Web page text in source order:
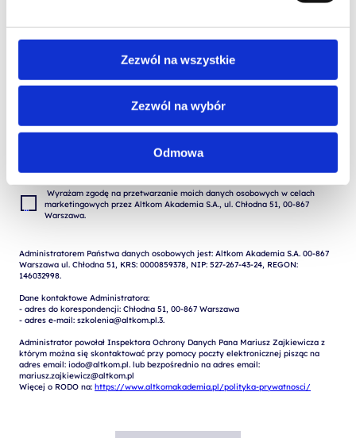
Zezwól na wszystkie
Zezwól na wybór
Odmowa
Wyrażam zgodę na przetwarzanie moich danych osobowych podanych w
marketingowych przez Altkom Akademia S.A., ul. Chłodna 51, 00-867
Administratorem Państwa danych osobowych jest: Altkom Akademia S.A. 00-867
Warszawa ul. Chłodna 51, KRS: 0000859378, NIP: 527-267-43-24, REGON:
146032998.
Dane kontaktowe Administratora:
- adres do korespondencji: Chłodna 51, 00-867 Warszawa
- adres e-mail: szkolenia@altkom.pl.3.
Administrator powołał Inspektora Ochrony Danych Pana Mariusz Zajkiewicza z
którym można się skontaktować przy pomocy poczty elektronicznej pisząc na
adres email: iodo@altkom.pl. lub bezpośrednio na adres email:
mariusz.zajkiewicz@altkom.pl
Więcej o RODO na: https://www.altkomakademia.pl/polityka-prywatnosci/